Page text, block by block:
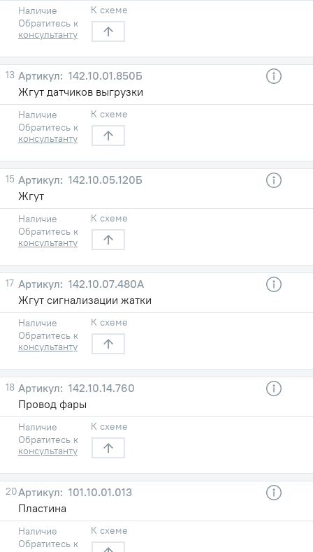
Наличие
Обратитесь к
консультанту
К схеме
13
142.10.01.850Б
Жгут датчиков выгрузки
Наличие
Обратитесь к
консультанту
К схеме
15
142.10.05.120Б
Жгут
Наличие
Обратитесь к
консультанту
К схеме
17
142.10.07.480А
Жгут сигнализации жатки
Наличие
Обратитесь к
консультанту
К схеме
18
142.10.14.760
Провод фары
Наличие
Обратитесь к
консультанту
К схеме
20
101.10.01.013
Пластина
Наличие
Обратитесь к
К схеме